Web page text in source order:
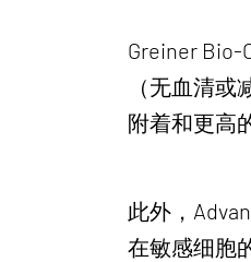
Greiner
（无血清
附着和更高
此外，
在敏感细胞